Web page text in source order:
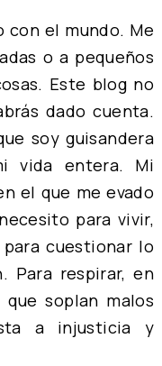
con el mundo. Me
o a pequeños
Este blog no
dado cuenta.
soy guisandera
vida entera. Mi
el que me evado
para vivir,
cuestionar lo
Para respirar, en
soplan malos
a injusticia y